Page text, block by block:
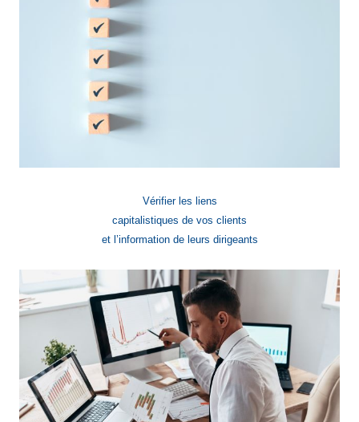
Vérifier les liens
capitalistiques de vos clients
et l’information de leurs dirigeants